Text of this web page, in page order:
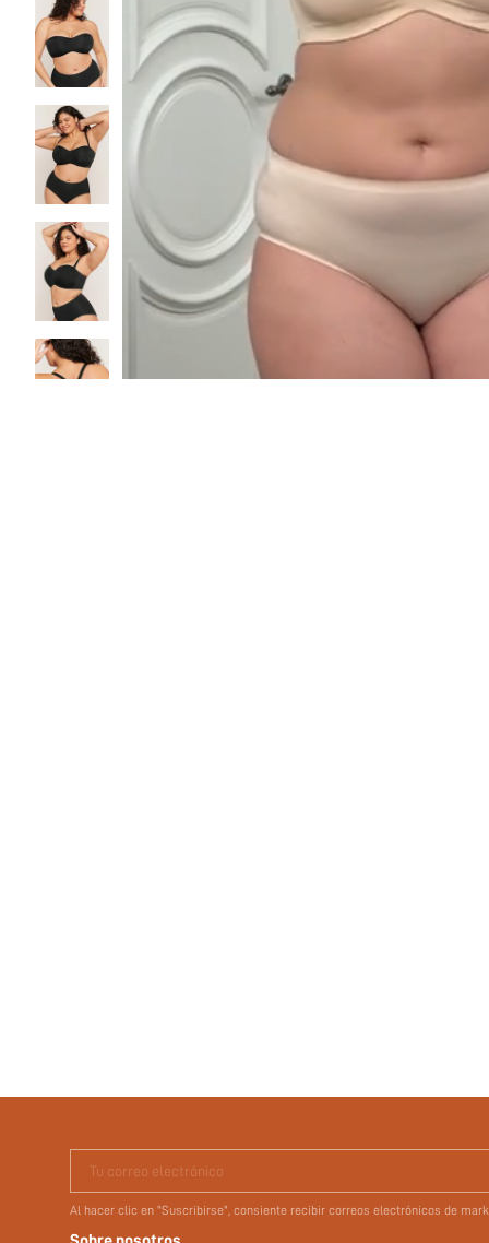
Tu correo electrónico
Al hacer clic en "Suscribirse", consiente recibir correos electrónicos de